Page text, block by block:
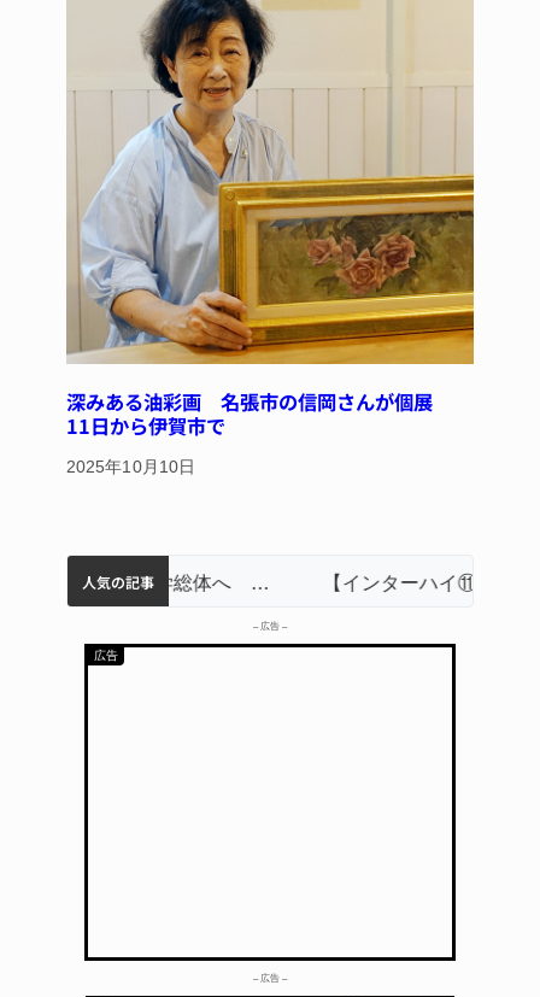
深みある油彩画 名張市の信岡さんが個展
11日から伊賀市で
2025年10月10日
人気の記事
中学校の陶壁モニュメント 地元建設会社がボランティアで清掃 伊賀
名張市立病院のDMAT、熊本地震の被災地へ 能登以来3回目の派遣
【インターハイ⑨】ソフトテニス ミス減らし上位狙う 近大高専
リレーで東海中学総体へ 伊賀・名張 【インターハイ⑪】女子ホッケー 悲願の初出場、個性生かす 名張青峰
– 広告 –
– 広告 –